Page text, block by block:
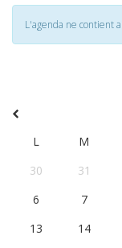
L'agenda ne contient
L M
30
31
6
7
13
14